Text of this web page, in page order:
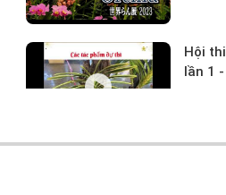
Hội
lần 1